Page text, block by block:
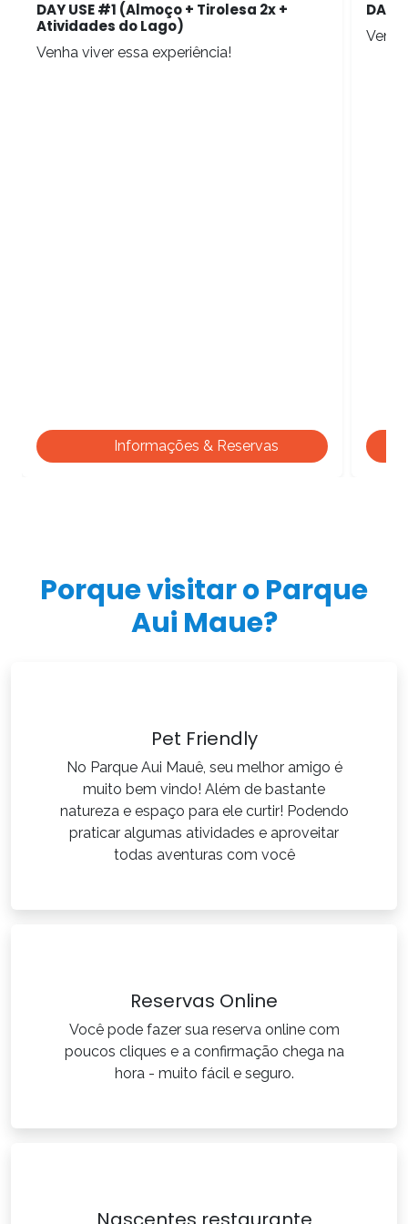
DAY USE #1 (Almoço + Tirolesa 2x +
Atividades do Lago)
Venha viver essa experiência!
Informações & Reservas
DAY
Porque visitar o Parque
Aui Maue?
Pet Friendly
No Parque Aui Mauê, seu melhor amigo é
muito bem vindo! Além de bastante
natureza e espaço para ele curtir! Podendo
praticar algumas atividades e aproveitar
todas aventuras com você
Reservas Online
Você pode fazer sua reserva online com
poucos cliques e a confirmação chega na
hora - muito fácil e seguro.